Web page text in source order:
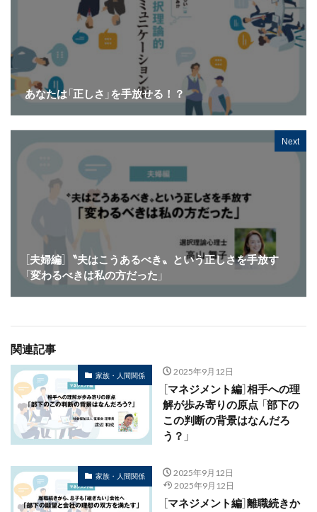
あなたは「正しさ」を手放せる！？
Next
［夫婦編］〝夫はこうあるべき〟という正しさを手放す
「変わるべきは私の方だった」
関連記事
家族・人間関係 2025年9月12日
［マネジメント編］相手への理
解が歩み寄りの原点 「部下の
この判断の背景はなんだろ
う？」
家族・人間関係
2025年9月12日
2025年9月12日
［マネジメント編］離職続きか